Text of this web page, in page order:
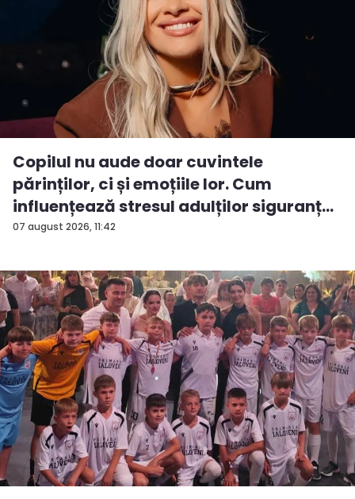
07 august 2026, 11:42
Copilul nu aude doar cuvintele
părinților, ci și emoțiile lor. Cum
influențează stresul adulților siguranț...